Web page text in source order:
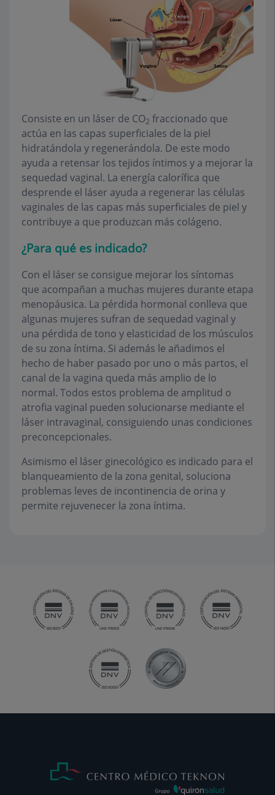
Consiste en un láser de CO2 fraccionado que
actúa en las capas superficiales de la piel
hidratándola y regenerándola. De este modo
ayuda a retensar los tejidos íntimos y a mejorar la
sequedad vaginal. La energía calorífica que
desprende el láser ayuda a regenerar las células
vaginales de las capas más superficiales de piel y
contribuye a que produzcan más colágeno.
¿Para qué es indicado?
Con el láser se consigue mejorar los síntomas
que acompañan a muchas mujeres durante etapa
menopáusica. La pérdida hormonal conlleva que
algunas mujeres sufran de sequedad vaginal y
una pérdida de tono y elasticidad de los músculos
de su zona íntima. Si además le añadimos el
hecho de haber pasado por uno o más partos, el
canal de la vagina queda más amplio de lo
normal. Todos estos problema de amplitud o
atrofia vaginal pueden solucionarse mediante el
láser intravaginal, consiguiendo unas condiciones
preconcepcionales.
Asimismo el láser ginecológico es indicado para el
blanqueamiento de la zona genital, soluciona
problemas leves de incontinencia de orina y
permite rejuvenecer la zona íntima.